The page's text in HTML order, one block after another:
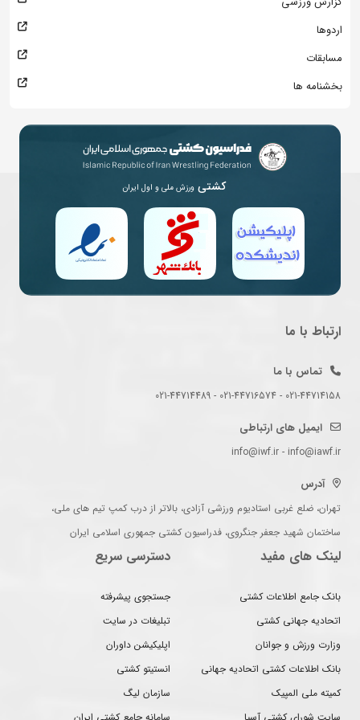
اردوها
مسابقات
بخشنامه ها
کشتی ورزش ملی و اول ایران
ارتباط با ما
تماس با ما
021-44714158 - 021-44716574 - 021-44714489
ایمیل های ارتباطی
info@iwf.ir - info@iawf.ir
آدرس
تهران، ضلع غربی استادیوم ورزشی آزادی، بالاتر از درب کمپ تیم های ملی،
ساختمان شهید جعفر جنگروی، فدراسیون کشتی جمهوری اسلامی ایران
لینک های مفید
بانک جامع اطلاعات کشتی
اتحادیه جهانی کشتی
وزارت ورزش و جوانان
بانک اطلاعات کشتی اتحادیه جهانی
کمیته ملی المپیک
دسترسی سریع
جستجوی پیشرفته
تبلیغات در سایت
اپلیکیشن داوران
انستیتو کشتی
سازمان لیگ